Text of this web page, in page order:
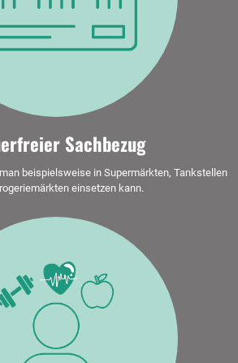
Sachbezug
beispielsweise in Supermärkten, Tankstellen
einsetzen kann.